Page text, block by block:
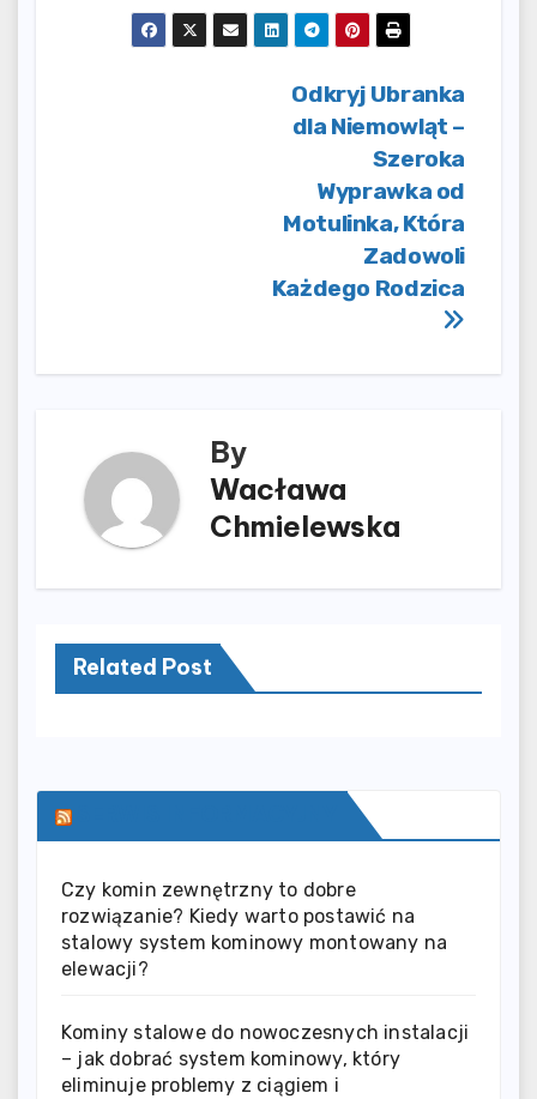
Odkryj Ubranka
dla Niemowląt –
Szeroka
Wyprawka od
Motulinka, Która
Zadowoli
Każdego Rodzica
By
Wacława
Chmielewska
Related Post
Czy komin zewnętrzny to dobre
rozwiązanie? Kiedy warto postawić na
stalowy system kominowy montowany na
elewacji?
Kominy stalowe do nowoczesnych instalacji
– jak dobrać system kominowy, który
eliminuje problemy z ciągiem i